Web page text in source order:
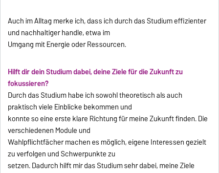
Auch im Alltag merke ich, dass ich durch das Studium effizienter
und nachhaltiger handle, etwa im
Umgang mit Energie oder Ressourcen.
Hilft dir dein Studium dabei, deine Ziele für die Zukunft zu
fokussieren?
Durch das Studium habe ich sowohl theoretisch als auch
praktisch viele Einblicke bekommen und
konnte so eine erste klare Richtung für meine Zukunft finden. Die
verschiedenen Module und
Wahlpflichtfächer machen es möglich, eigene Interessen gezielt
zu verfolgen und Schwerpunkte zu
setzen. Dadurch hilft mir das Studium sehr dabei, meine Ziele